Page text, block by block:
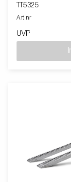
TT5325
Art nr
UVP